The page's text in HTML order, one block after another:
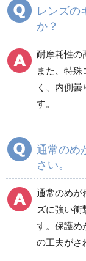
しゃ光メガネ
レンズの
か？
耐摩耗性の
また、特殊
く、内側
す。
通常のめ
さい。
通常のめが
ズに強い衝
す。保護め
の工夫がさ